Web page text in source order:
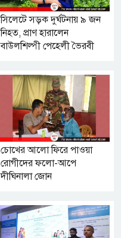
সিলেটে সড়ক দুর্ঘটনায় ৯ জন
নিহত, প্রাণ হারালেন
বাউলশিল্পী পেহেলী ভৈরবী
চোখের আলো ফিরে পাওয়া
রোগীদের ফলো-আপে
দীঘিনালা জোন